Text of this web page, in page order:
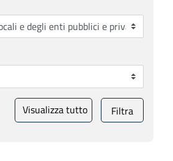
Visualizza tutto Filtra